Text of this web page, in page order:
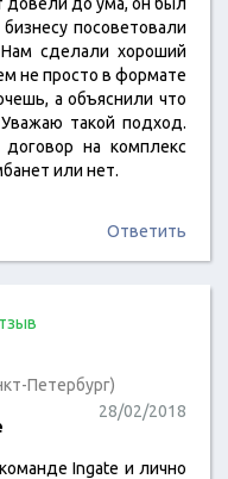
посоветовали
Нам сделали хороший
не просто в формате
а объяснили что
такой подход.
на комплекс
или нет.
Ответить
Петербург)
28/02/2018
Ingate и лично